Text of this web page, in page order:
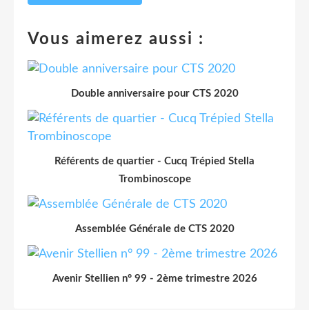
Vous aimerez aussi :
Double anniversaire pour CTS 2020
Référents de quartier - Cucq Trépied Stella
Trombinoscope
Assemblée Générale de CTS 2020
Avenir Stellien n° 99 - 2ème trimestre 2026